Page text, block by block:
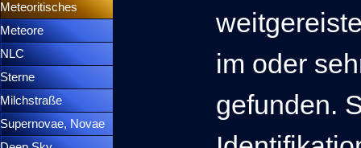
Meteoritisches
Meteore
NLC
Sterne
Milchstraße
Supernovae, Novae
im oder
gefunden.